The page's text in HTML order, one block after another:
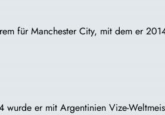
für Manchester City, mit dem er
wurde er mit Argentinien Vize-